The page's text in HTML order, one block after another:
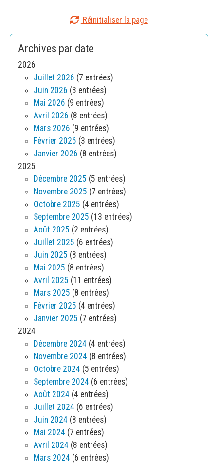
Réinitialiser la page
Archives par date
2026
Juillet 2026 (7 entrées)
Juin 2026 (8 entrées)
Mai 2026 (9 entrées)
Avril 2026 (8 entrées)
Mars 2026 (9 entrées)
Février 2026 (3 entrées)
Janvier 2026 (8 entrées)
2025
Décembre 2025 (5 entrées)
Novembre 2025 (7 entrées)
Octobre 2025 (4 entrées)
Septembre 2025 (13 entrées)
Août 2025 (2 entrées)
Juillet 2025 (6 entrées)
Juin 2025 (8 entrées)
Mai 2025 (8 entrées)
Avril 2025 (11 entrées)
Mars 2025 (8 entrées)
Février 2025 (4 entrées)
Janvier 2025 (7 entrées)
2024
Décembre 2024 (4 entrées)
Novembre 2024 (8 entrées)
Octobre 2024 (5 entrées)
Septembre 2024 (6 entrées)
Août 2024 (4 entrées)
Juillet 2024 (6 entrées)
Juin 2024 (8 entrées)
Mai 2024 (7 entrées)
Avril 2024 (8 entrées)
Mars 2024 (6 entrées)